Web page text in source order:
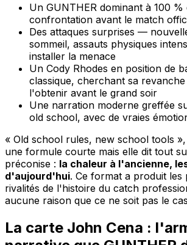
Un GUNTHER dominant à 100 %
confrontation avant le match
Des attaques surprises —
sommeil, assauts physiques
installer la menace
Un Cody Rhodes en position de
classique, cherchant sa revanche
l'obtenir avant le grand soir
Une narration moderne greffée
old school, avec de vraies
« Old school rules, new school tools
une formule courte mais elle dit tout
préconise : la chaleur à l'ancienne,
d'aujourd'hui. Ce format a produit les
rivalités de l'histoire du catch
aucune raison que ce ne soit pas le
La carte John Cena :